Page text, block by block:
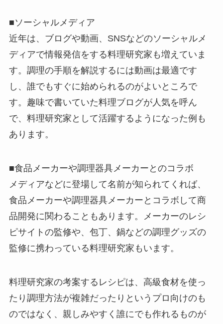
■ソーシャルメディア
近年は、ブログや動画、SNSなどのソーシャルメ
ディアで情報発信をする料理研究家も増えていま
す。調理の手順を解説するには動画は最適です
し、誰でもすぐに始められるのがよいところで
す。趣味で書いていた料理ブログが人気を呼ん
で、料理研究家として活躍するようになった例も
あります。
■食品メーカーや調理器具メーカーとのコラボ
メディアなどに登場して名前が知られてくれば、
食品メーカーや調理器具メーカーとコラボして商
品開発に関わることもあります。メーカーのレシ
ピサイトの監修や、包丁、鍋などの調理グッズの
監修に携わっている料理研究家もいます。
料理研究家の考案するレシピは、高級食材を使っ
たり調理方法が複雑だったりというプロ向けのも
のではなく、親しみやすく誰にでも作れるものが